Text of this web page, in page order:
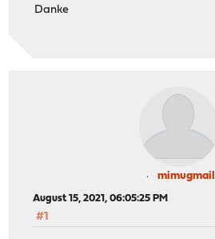
Danke
mimugmail
August 15, 2021, 06:05:25 PM
#1